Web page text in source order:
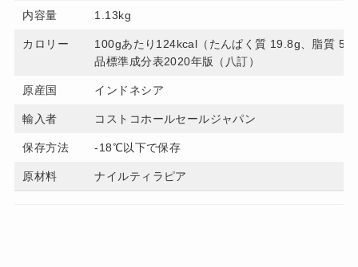
内容量 1.13kg
カロリー
100gあたり124kcal（たんぱく質 19.8g、脂質
品標準成分表2020年版（八訂）
原産国 インドネシア
輸入者 コストコホールセールジャパン
保存方法 -18℃以下で保存
原材料 ナイルティラピア